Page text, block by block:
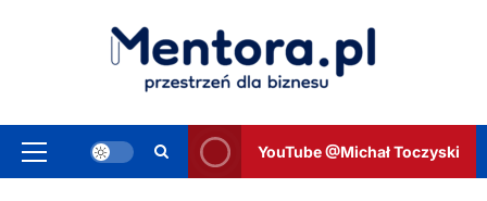
Menu
YouTube @Michał Toczyski